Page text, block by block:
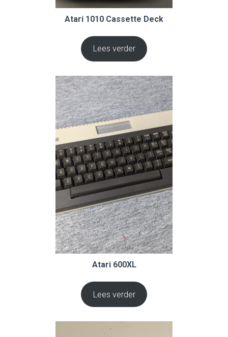
Atari 1010 Cassette Deck
Lees verder
Atari 600XL
Lees verder